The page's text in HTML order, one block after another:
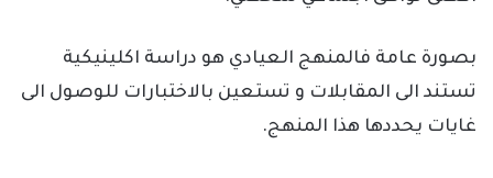
بصورة عامة فالمنهج العيادي هو دراسة اكلينيكية
تستند الى المقابلات و تستعين بالاختبارات للوصول الى
غايات يحددها هذا المنهج.